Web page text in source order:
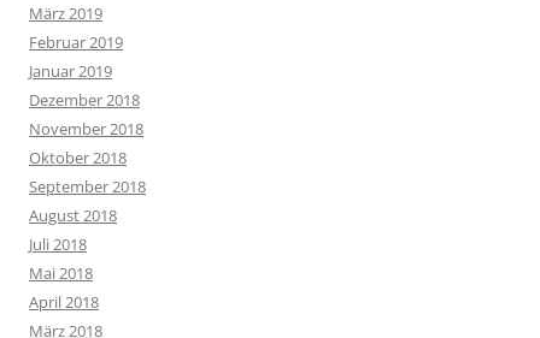
März 2019
Februar 2019
Januar 2019
Dezember 2018
November 2018
Oktober 2018
September 2018
August 2018
Juli 2018
Mai 2018
April 2018
März 2018